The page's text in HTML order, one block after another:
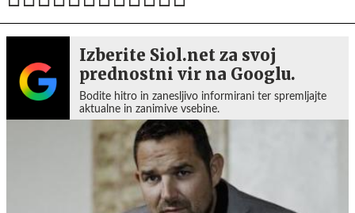
Izberite Siol.net za svoj
prednostni vir na Googlu.
Bodite hitro in zanesljivo informirani ter spremljajte
aktualne in zanimive vsebine.